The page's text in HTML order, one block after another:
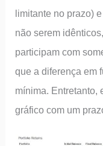
limitante no prazo)
não serem
participam com
que a diferença em
mínima. Entretanto,
gráfico com um